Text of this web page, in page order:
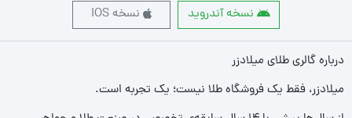
نسخه آندروید
نسخه IOS
درباره گالری طلای میلادزر
میلادزر، فقط یک فروشگاه طلا نیست؛ یک تجربه‌ است.